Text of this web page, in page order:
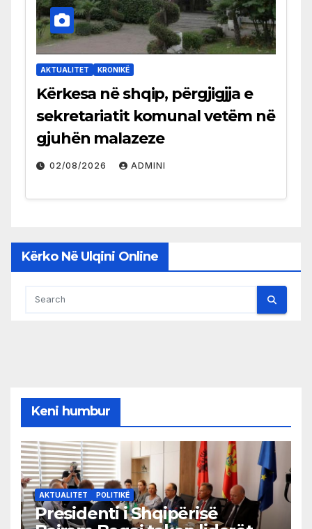
AKTUALITET KRONIKË
Kërkesa në shqip, përgjigjja e
sekretariatit komunal vetëm në
gjuhën malazeze
02/08/2026 ADMINI
Kërko Në Ulqini Online
Keni humbur
AKTUALITET POLITIKË
Presidenti i Shqipërisë